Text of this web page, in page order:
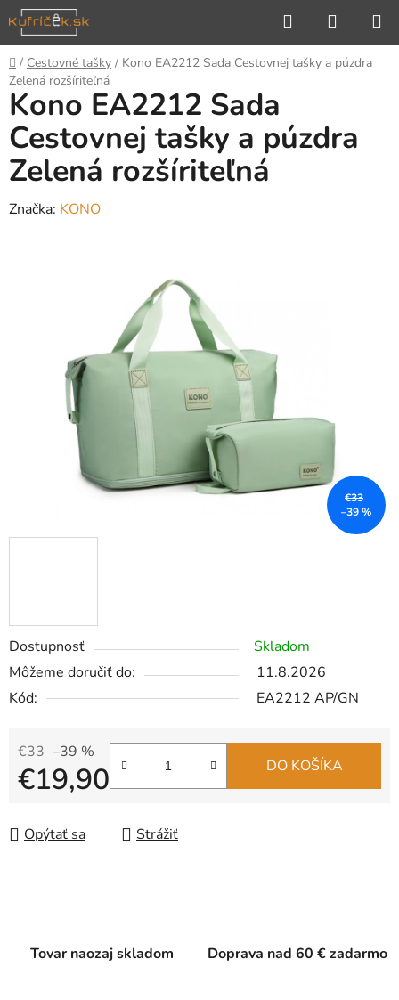
Prejsť
na
obsah
Hľadať
KOŠÍK
Domov
/ Cestovné tašky / Kono EA2212 Sada Cestovnej tašky a púzdra
Zelená rozšíriteľná
Dostupnosť
Skladom
Môžeme doručiť do:
11.8.2026
Kód:
EA2212 AP/GN
€33 –39 %
€19,90 DO KOŠÍKA
Opýtať sa Strážiť
Kono EA2212 Sada
Cestovnej tašky a púzdra
Zelená rozšíriteľná
Značka: KONO
€33
–39 %
Tovar naozaj skladom Doprava nad 60 € zadarmo